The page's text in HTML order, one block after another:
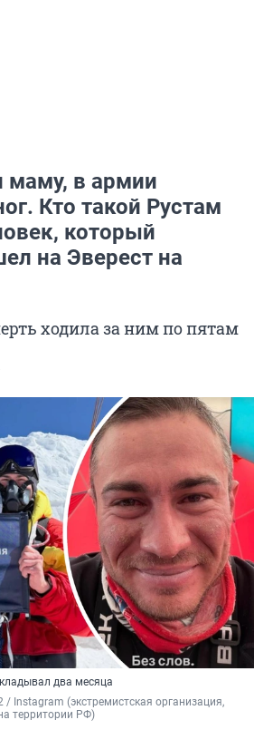
маму, в армии
Кто такой Рустам
который
на Эверест на
ходила за ним по пятам
два месяца
/ Instagram (экстремистская организация,
территории РФ)